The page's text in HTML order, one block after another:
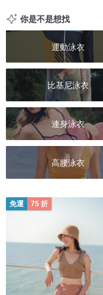
你是不是想找
運動泳衣
比基尼泳衣
連身泳衣
高腰泳衣
免運 75 折